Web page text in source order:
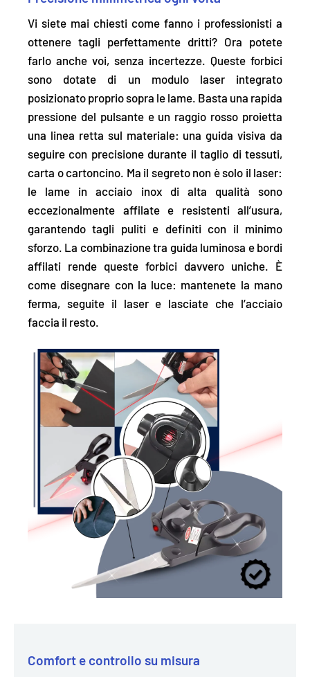
Vi siete mai chiesti come fanno i professionisti a
ottenere tagli perfettamente dritti? Ora potete
farlo anche voi, senza incertezze. Queste forbici
sono dotate di un modulo laser integrato
posizionato proprio sopra le lame. Basta una rapida
pressione del pulsante e un raggio rosso proietta
una linea retta sul materiale: una guida visiva da
seguire con precisione durante il taglio di tessuti,
carta o cartoncino. Ma il segreto non è solo il laser:
le lame in acciaio inox di alta qualità sono
eccezionalmente affilate e resistenti all’usura,
garantendo tagli puliti e definiti con il minimo
sforzo. La combinazione tra guida luminosa e bordi
affilati rende queste forbici davvero uniche. È
come disegnare con la luce: mantenete la mano
ferma, seguite il laser e lasciate che l’acciaio
faccia il resto.
Comfort e controllo su misura